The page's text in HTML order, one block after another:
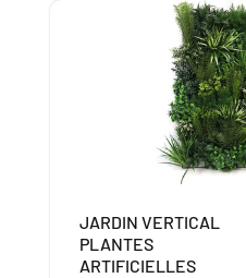
JARDIN VERTICAL
PLANTES
ARTIFICIELLES